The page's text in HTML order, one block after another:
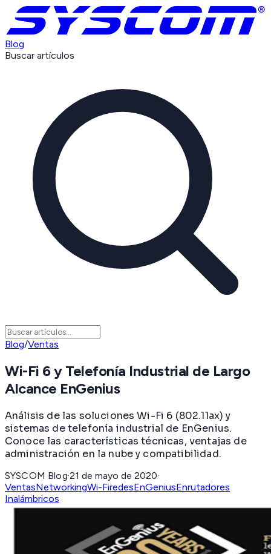
Blog
Buscar artículos
Blog/Ventas
Wi-Fi 6 y Telefonía Industrial de Largo
Alcance EnGenius
Análisis de las soluciones Wi-Fi 6 (802.11ax) y
sistemas de telefonía industrial de EnGenius.
Conoce las características técnicas, ventajas de
administración en la nube y compatibilidad.
SYSCOM Blog·21 de mayo de 2020·
VentasNetworkingWi-FiredesEnGeniusEnrutadores
Inalámbricos